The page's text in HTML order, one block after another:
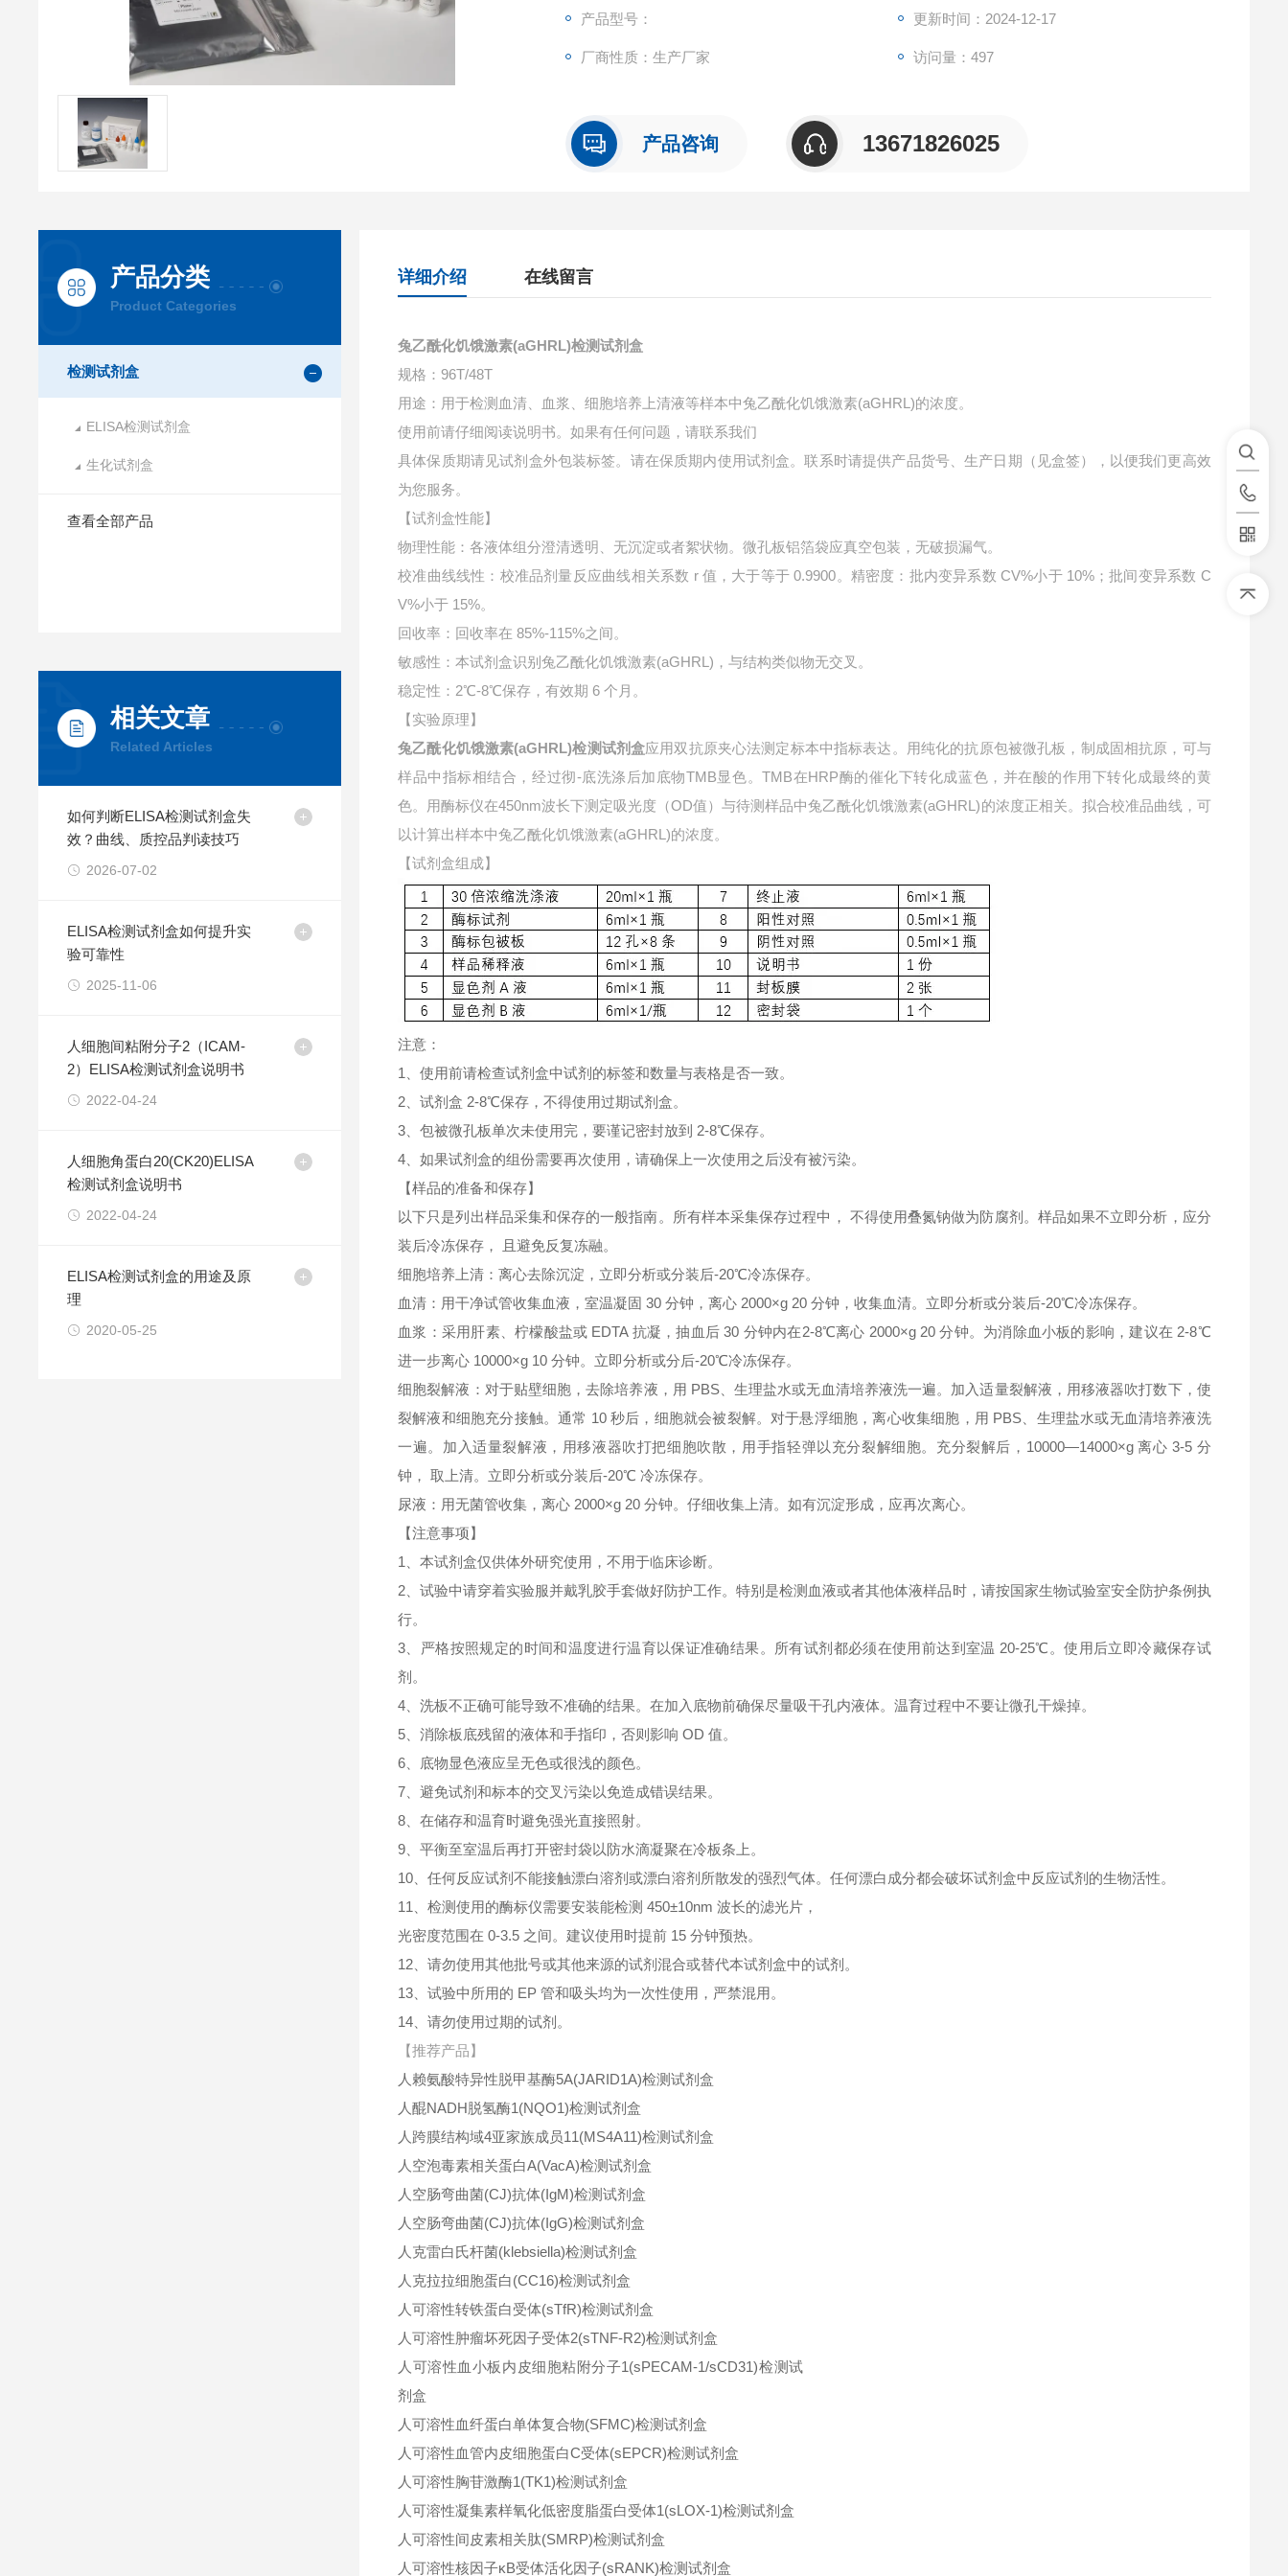
产品型号： 更新时间：2024-12-17
厂商性质：生产厂家 访问量：497
产品咨询 13671826025
产品分类
Product Categories
检测试剂盒
ELISA检测试剂盒
生化试剂盒
查看全部产品
相关文章
Related Articles
如何判断ELISA检测试剂盒失
效？曲线、质控品判读技巧
2026-07-02
ELISA检测试剂盒如何提升实
验可靠性
2025-11-06
人细胞间粘附分子2（ICAM-
2）ELISA检测试剂盒说明书
2022-04-24
人细胞角蛋白20(CK20)ELISA
检测试剂盒说明书
2022-04-24
ELISA检测试剂盒的用途及原
理
2020-05-25
详细介绍 在线留言
兔乙酰化饥饿激素(aGHRL)检测试剂盒
规格：96T/48T
用途：用于检测血清、血浆、细胞培养上清液等样本中兔乙酰化饥饿激素(aGHRL)的浓度。
使用前请仔细阅读说明书。如果有任何问题，请联系我们
具体保质期请见试剂盒外包装标签。请在保质期内使用试剂盒。联系时请提供产品货号、生产日期（见盒签），以便我们更高效
为您服务。
【试剂盒性能】
物理性能：各液体组分澄清透明、无沉淀或者絮状物。微孔板铝箔袋应真空包装，无破损漏气。
校准曲线线性：校准品剂量反应曲线相关系数 r 值，大于等于 0.9900。精密度：批内变异系数 CV%小于 10%；批间变异系数 C
V%小于 15%。
回收率：回收率在 85%-115%之间。
敏感性：本试剂盒识别兔乙酰化饥饿激素(aGHRL)，与结构类似物无交叉。
稳定性：2℃-8℃保存，有效期 6 个月。
【实验原理】
兔乙酰化饥饿激素(aGHRL)检测试剂盒应用双抗原夹心法测定标本中指标表达。用纯化的抗原包被微孔板，制成固相抗原，可与
样品中指标相结合，经过彻-底洗涤后加底物TMB显色。TMB在HRP酶的催化下转化成蓝色，并在酸的作用下转化成最终的黄
色。用酶标仪在450nm波长下测定吸光度（OD值）与待测样品中兔乙酰化饥饿激素(aGHRL)的浓度正相关。拟合校准品曲线，可
以计算出样本中兔乙酰化饥饿激素(aGHRL)的浓度。
【试剂盒组成】
注意：
1、使用前请检查试剂盒中试剂的标签和数量与表格是否一致。
2、试剂盒 2-8℃保存，不得使用过期试剂盒。
3、包被微孔板单次未使用完，要谨记密封放到 2-8℃保存。
4、如果试剂盒的组份需要再次使用，请确保上一次使用之后没有被污染。
【样品的准备和保存】
以下只是列出样品采集和保存的一般指南。所有样本采集保存过程中， 不得使用叠氮钠做为防腐剂。样品如果不立即分析，应分
装后冷冻保存， 且避免反复冻融。
细胞培养上清：离心去除沉淀，立即分析或分装后-20℃冷冻保存。
血清：用干净试管收集血液，室温凝固 30 分钟，离心 2000×g 20 分钟，收集血清。立即分析或分装后-20℃冷冻保存。
血浆：采用肝素、柠檬酸盐或 EDTA 抗凝，抽血后 30 分钟内在2-8℃离心 2000×g 20 分钟。为消除血小板的影响，建议在 2-8℃
进一步离心 10000×g 10 分钟。立即分析或分后-20℃冷冻保存。
细胞裂解液：对于贴壁细胞，去除培养液，用 PBS、生理盐水或无血清培养液洗一遍。加入适量裂解液，用移液器吹打数下，使
裂解液和细胞充分接触。通常 10 秒后，细胞就会被裂解。对于悬浮细胞，离心收集细胞，用 PBS、生理盐水或无血清培养液洗
一遍。加入适量裂解液，用移液器吹打把细胞吹散，用手指轻弹以充分裂解细胞。充分裂解后，10000—14000×g 离心 3-5 分
钟， 取上清。立即分析或分装后-20℃ 冷冻保存。
尿液：用无菌管收集，离心 2000×g 20 分钟。仔细收集上清。如有沉淀形成，应再次离心。
【注意事项】
1、本试剂盒仅供体外研究使用，不用于临床诊断。
2、试验中请穿着实验服并戴乳胶手套做好防护工作。特别是检测血液或者其他体液样品时，请按国家生物试验室安全防护条例执
行。
3、严格按照规定的时间和温度进行温育以保证准确结果。所有试剂都必须在使用前达到室温 20-25℃。使用后立即冷藏保存试
剂。
4、洗板不正确可能导致不准确的结果。在加入底物前确保尽量吸干孔内液体。温育过程中不要让微孔干燥掉。
5、消除板底残留的液体和手指印，否则影响 OD 值。
6、底物显色液应呈无色或很浅的颜色。
7、避免试剂和标本的交叉污染以免造成错误结果。
8、在储存和温育时避免强光直接照射。
9、平衡至室温后再打开密封袋以防水滴凝聚在冷板条上。
10、任何反应试剂不能接触漂白溶剂或漂白溶剂所散发的强烈气体。任何漂白成分都会破坏试剂盒中反应试剂的生物活性。
11、检测使用的酶标仪需要安装能检测 450±10nm 波长的滤光片，
光密度范围在 0-3.5 之间。建议使用时提前 15 分钟预热。
12、请勿使用其他批号或其他来源的试剂混合或替代本试剂盒中的试剂。
13、试验中所用的 EP 管和吸头均为一次性使用，严禁混用。
14、请勿使用过期的试剂。
【推荐产品】
人赖氨酸特异性脱甲基酶5A(JARID1A)检测试剂盒
人醌NADH脱氢酶1(NQO1)检测试剂盒
人跨膜结构域4亚家族成员11(MS4A11)检测试剂盒
人空泡毒素相关蛋白A(VacA)检测试剂盒
人空肠弯曲菌(CJ)抗体(IgM)检测试剂盒
人空肠弯曲菌(CJ)抗体(IgG)检测试剂盒
人克雷白氏杆菌(klebsiella)检测试剂盒
人克拉拉细胞蛋白(CC16)检测试剂盒
人可溶性转铁蛋白受体(sTfR)检测试剂盒
人可溶性肿瘤坏死因子受体2(sTNF-R2)检测试剂盒
人可溶性血小板内皮细胞粘附分子1(sPECAM-1/sCD31)检测试
剂盒
人可溶性血纤蛋白单体复合物(SFMC)检测试剂盒
人可溶性血管内皮细胞蛋白C受体(sEPCR)检测试剂盒
人可溶性胸苷激酶1(TK1)检测试剂盒
人可溶性凝集素样氧化低密度脂蛋白受体1(sLOX-1)检测试剂盒
人可溶性间皮素相关肽(SMRP)检测试剂盒
人可溶性核因子κB受体活化因子(sRANK)检测试剂盒